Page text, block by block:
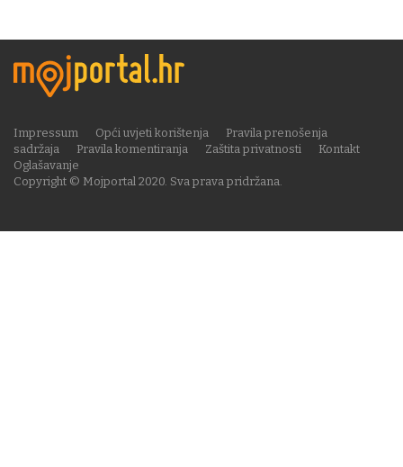
Copyright © Mojportal 2020. Sva prava pridržana.
Impressum Opći uvjeti korištenja
Pravila prenošenja
sadržaja
Pravila komentiranja Zaštita privatnosti
Kontakt
Oglašavanje